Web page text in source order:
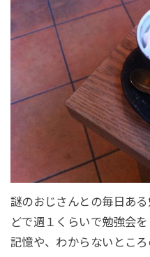
謎のおじさんとの毎日あ
どで週１くらいで勉強会
記憶や、わからないとこ